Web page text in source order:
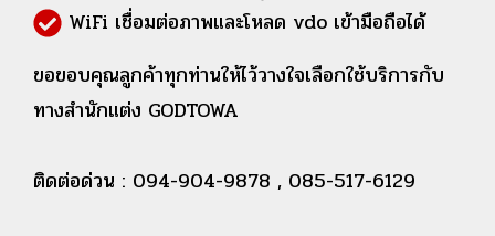
WiFi เชื่อมต่อภาพและโหลด vdo เข้ามือถือได้
ขอขอบคุณลูกค้าทุกท่านให้ไว้วางใจเลือกใช้บริการกับ
ทางสำนักแต่ง GODTOWA
ติดต่อด่วน : 094-904-9878 , 085-517-6129